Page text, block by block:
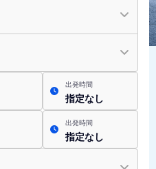
出発時間
指定なし
出発時間
指定なし